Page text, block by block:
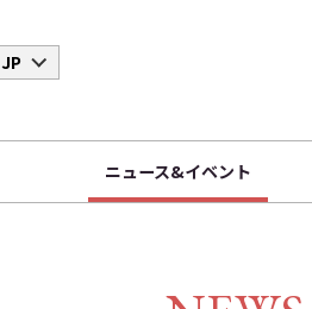
ニュース&イベント
JP